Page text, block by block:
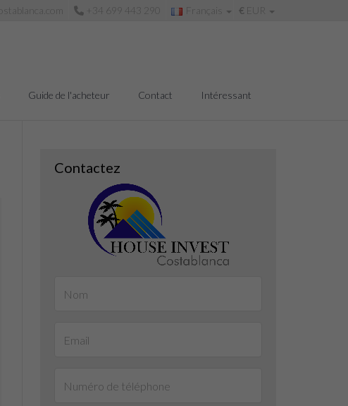
+34 699 443 290 Français € EUR
Guide de l'acheteur Contact Intéressant
Contactez